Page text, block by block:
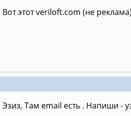
Вот этот veriloft.com (не
Эзиз, Там email есть . Напиши -